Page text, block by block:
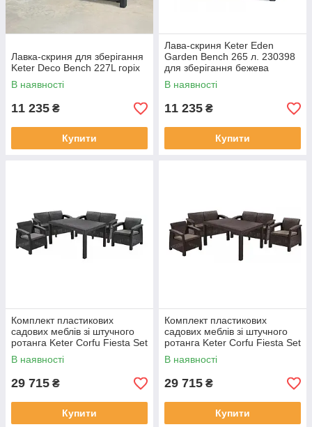
Лавка-скриня для зберігання
Keter Deco Bench 227L горіх
В наявності
11 235 ₴
Купити
Лава-скриня Keter Eden
Garden Bench 265 л. 230398
для зберігання бежева
(183978)
В наявності
11 235 ₴
Купити
Комплект пластикових
садових меблів зі штучного
ротанга Keter Corfu Fiesta Set
223216 графіт/сірий
В наявності
29 715 ₴
Купити
Комплект пластикових
садових меблів зі штучного
ротанга Keter Corfu Fiesta Set
223230 коричневий
В наявності
29 715 ₴
Купити